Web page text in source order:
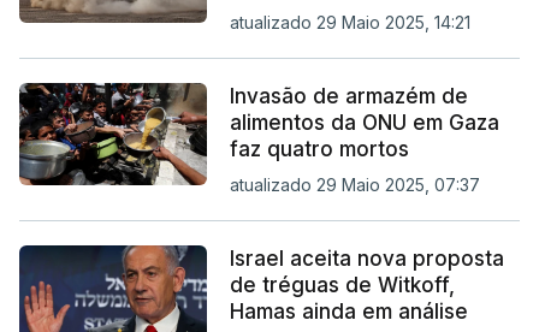
atualizado 29 Maio 2025, 14:21
Invasão de armazém de
alimentos da ONU em Gaza
faz quatro mortos
atualizado 29 Maio 2025, 07:37
Israel aceita nova proposta
de tréguas de Witkoff,
Hamas ainda em análise